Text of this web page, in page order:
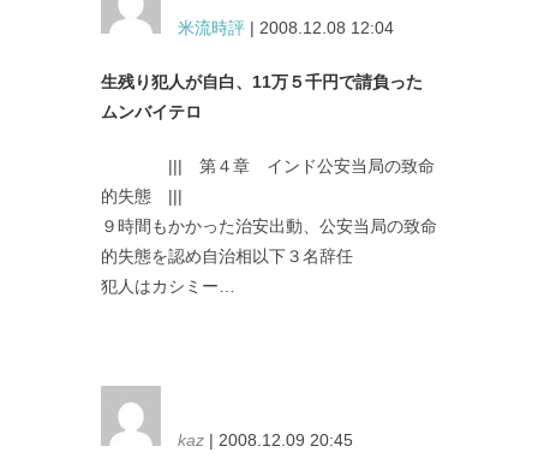
米流時評 | 2008.12.08 12:04
生残り犯人が自白、11万５千円で請負った
ムンバイテロ
||| 第４章 インド公安当局の致命
的失態 |||
９時間もかかった治安出動、公安当局の致命
的失態を認め自治相以下３名辞任
犯人はカシミー…
kaz | 2008.12.09 20:45